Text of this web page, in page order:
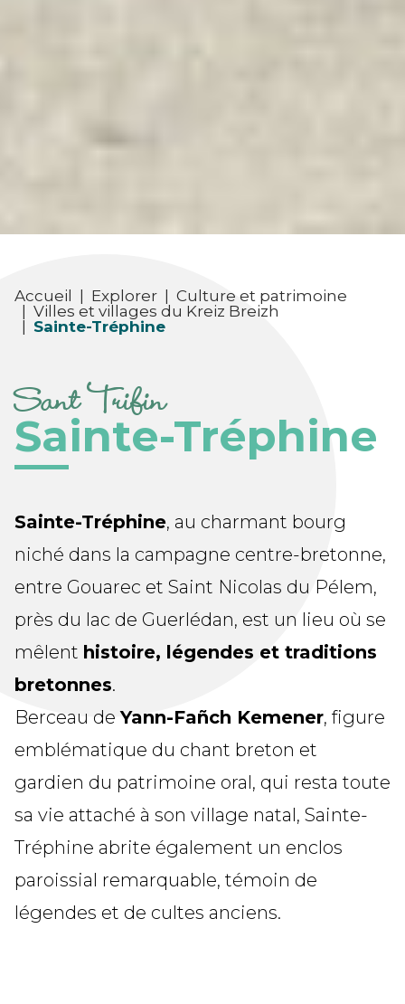
Accueil | Explorer | Culture et patrimoine
| Villes et villages du Kreiz Breizh
| Sainte-Tréphine
Sainte-Tréphine
Sant Trifin
Sainte-Tréphine, au charmant bourg
niché dans la campagne centre-bretonne,
entre Gouarec et Saint Nicolas du Pélem,
près du lac de Guerlédan, est un lieu où se
mêlent histoire, légendes et traditions
bretonnes.
Berceau deYann-Fañch Kemener, figure
emblématique du chant breton et
gardien du patrimoine oral, qui resta toute
sa vie attaché à son village natal, Sainte-
Tréphine abrite également un enclos
paroissial remarquable, témoin de
légendes et de cultes anciens.